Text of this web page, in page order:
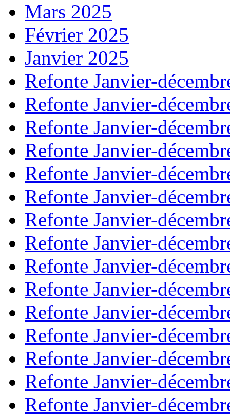
Mars 2025
Février 2025
Janvier 2025
Refonte Janvier-
Refonte Janvier-
Refonte Janvier-
Refonte Janvier-
Refonte Janvier-
Refonte Janvier-
Refonte Janvier-
Refonte Janvier-
Refonte Janvier-
Refonte Janvier-
Refonte Janvier-
Refonte Janvier-
Refonte Janvier-
Refonte Janvier-
Refonte Janvier-